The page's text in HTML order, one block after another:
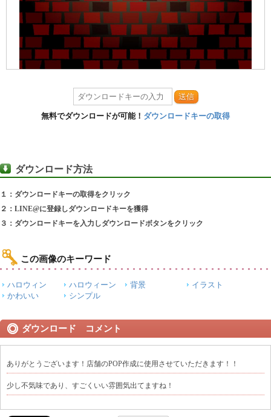
送信
無料でダウンロードが可能！ ダウンロードキーの取得
ダウンロード方法
１：ダウンロードキーの取得をクリック
２：LINE@に登録しダウンロードキーを獲得
３：ダウンロードキーを入力しダウンロードボタンをクリック
この画像のキーワード
ハロウィン ハロウィーン 背景
イラスト
かわいい
シンプル
ダウンロード コメント
ありがとうございます！店舗のPOP作成に使用させていただきます！！
少し不気味であり、すごくいい雰囲気出てますね！